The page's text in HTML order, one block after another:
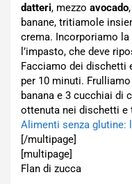
datteri, mezzo avocado
banane, tritiamole
crema. Incorporiamo
l’impasto, che deve
Facciamo dei dischetti
per 10 minuti.
banana e 3 cucchiai di
ottenuta nei dischetti e
Alimenti senza glutine:
[/multipage]
[multipage]
Flan di zucca